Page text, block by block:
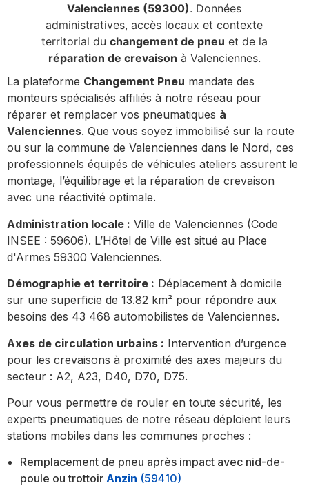
Valenciennes (59300). Données
administratives, accès locaux et contexte
territorial du changement de pneu et de la
réparation de crevaison à Valenciennes.
La plateforme Changement Pneu mandate des
monteurs spécialisés affiliés à notre réseau pour
réparer et remplacer vos pneumatiques à
Valenciennes. Que vous soyez immobilisé sur la route
ou sur la commune de Valenciennes dans le Nord, ces
professionnels équipés de véhicules ateliers assurent le
montage, l’équilibrage et la réparation de crevaison
avec une réactivité optimale.
Administration locale : Ville de Valenciennes (Code
INSEE : 59606). L’Hôtel de Ville est situé au Place
d'Armes 59300 Valenciennes.
Démographie et territoire : Déplacement à domicile
sur une superficie de 13.82 km² pour répondre aux
besoins des 43 468 automobilistes de Valenciennes.
Axes de circulation urbains : Intervention d’urgence
pour les crevaisons à proximité des axes majeurs du
secteur : A2, A23, D40, D70, D75.
Pour vous permettre de rouler en toute sécurité, les
experts pneumatiques de notre réseau déploient leurs
stations mobiles dans les communes proches :
Remplacement de pneu après impact avec nid-de-
poule ou trottoir Anzin (59410)